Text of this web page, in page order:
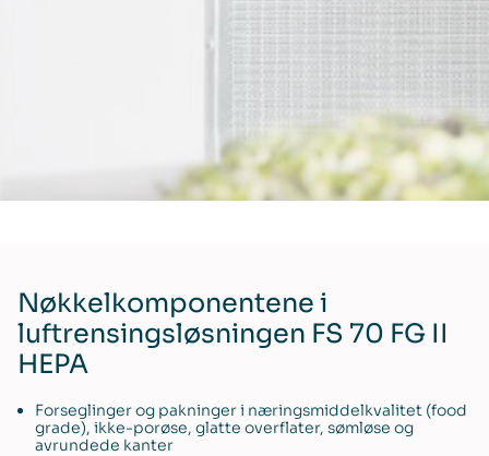
Nøkkelkomponentene i
luftrensingsløsningen FS 70 FG II
HEPA
Forseglinger og pakninger i næringsmiddelkvalitet (food
grade), ikke-porøse, glatte overflater, sømløse og
avrundede kanter